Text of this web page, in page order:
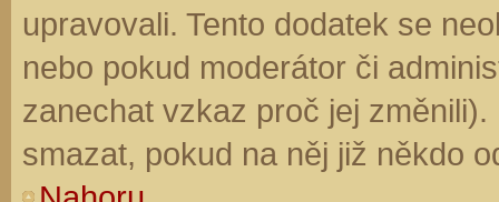
upravovali. Tento dodatek se
nebo pokud moderátor či
zanechat vzkaz proč jej
smazat, pokud na něj již někdo